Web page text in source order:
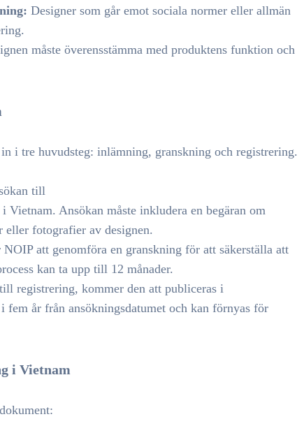
Designer som går emot sociala normer eller allmän
måste överensstämma med produktens funktion och
i tre huvudsteg: inlämning, granskning och registrering.
till
i Vietnam. Ansökan måste inkludera en begäran om
fotografier av designen.
att genomföra en granskning för att säkerställa att
kan ta upp till 12 månader.
registrering, kommer den att publiceras i
fem år från ansökningsdatumet och kan förnyas för
i Vietnam